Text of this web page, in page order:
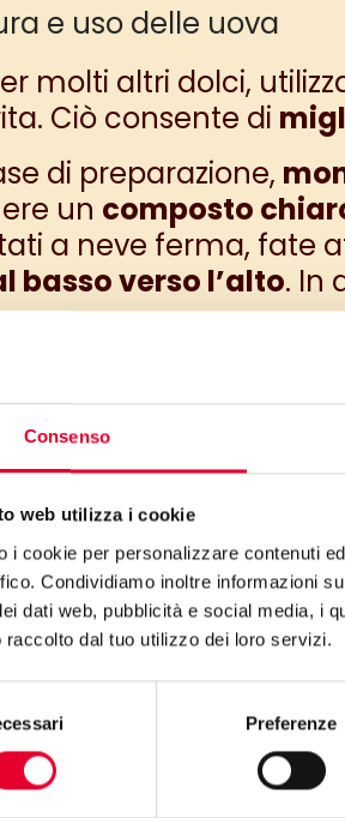
Consenso
web utilizza i cookie
i cookie per personalizzare contenuti
Condividiamo inoltre informazioni
dati web, pubblicità e social media, i
raccolto dal tuo utilizzo dei loro servizi.
Preferenze
e uso delle uova
molti altri dolci,
Ciò consente di
di preparazione,
un composto
a neve ferma, fate
basso verso l’alto. In
gliingredienti
prima di
liscio e omogeneo.